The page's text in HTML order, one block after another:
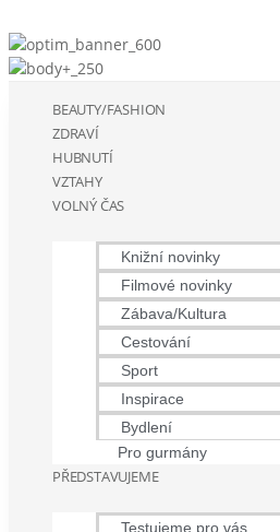
BEAUTY/FASHION
ZDRAVÍ
HUBNUTÍ
VZTAHY
VOLNÝ ČAS
Knižní novinky
Filmové novinky
Zábava/Kultura
Cestování
Sport
Inspirace
Bydlení
Pro gurmány
PŘEDSTAVUJEME
Testujeme pro vás